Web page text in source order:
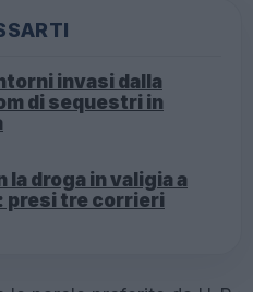
invasi dalla
di sequestri in
la droga in valigia a
presi tre corrieri